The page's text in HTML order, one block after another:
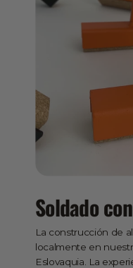
Soldado
La construcción de
localmente en
Eslovaquia. La